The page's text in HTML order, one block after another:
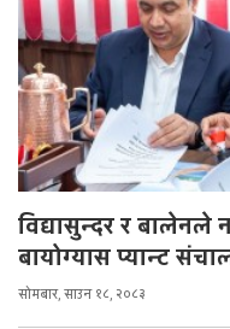
विद्यासुन्दर र
बायोग्यास प्यान्ट
सोमबार, साउन १८, २०८३